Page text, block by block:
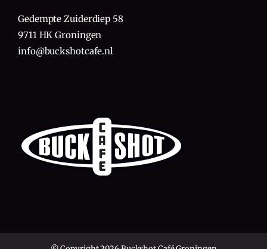
Gedempte Zuiderdiep 58
9711 HK Groningen
info@buckshotcafe.nl